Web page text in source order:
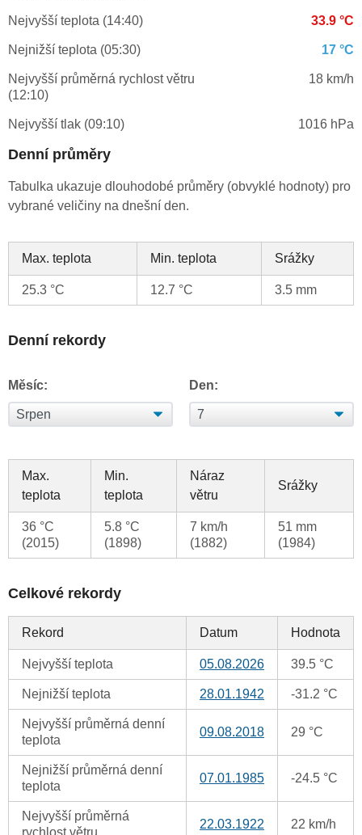
Nejvyšší teplota (14:40) 33.9 °C
Nejnižší teplota (05:30) 17 °C
Nejvyšší průměrná rychlost větru
(12:10)
18 km/h
Nejvyšší tlak (09:10) 1016 hPa
Denní průměry
Tabulka ukazuje dlouhodobé průměry (obvyklé hodnoty) pro
vybrané veličiny na dnešní den.
Max. teplota Min. teplota Srážky
25.3 °C 12.7 °C 3.5 mm
Denní rekordy
Měsíc: Den:
Max.
teplota
Min.
teplota
Náraz
větru
Srážky
36 °C
(2015)
5.8 °C
(1898)
7 km/h
(1882)
51 mm
(1984)
Celkové rekordy
Rekord Datum Hodnota
Nejvyšší teplota 05.08.2026 39.5 °C
Nejnižší teplota 28.01.1942 -31.2 °C
Nejvyšší průměrná denní
teplota
09.08.2018 29 °C
Nejnižší průměrná denní
teplota
07.01.1985 -24.5 °C
Nejvyšší průměrná
22.03.1922 22 km/h